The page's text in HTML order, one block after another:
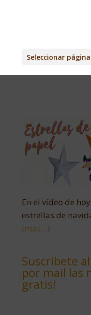
Seleccionar página
En el vídeo de
estrellas de
(más…)
Suscríbete
por mail las
gratis!